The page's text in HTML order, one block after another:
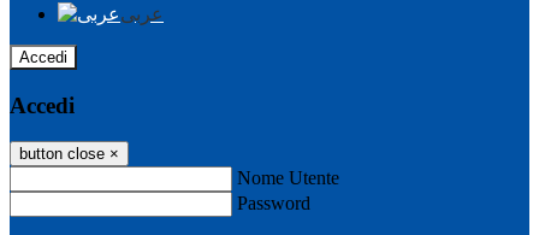
عربى
Accedi
Accedi
button close ×
Nome Utente
Password